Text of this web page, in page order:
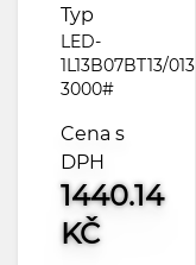
Typ
LED-
1L13B07BT13/013
3000#
Cena s
DPH
1440.14
KČ